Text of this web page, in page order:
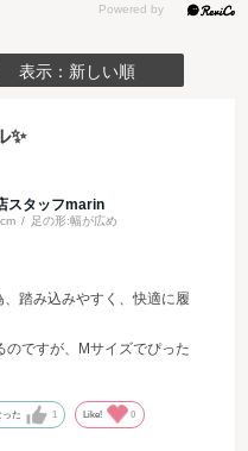
表示：新しい順
✨
スタッフmarin
足の形:幅が広め
踏み込みやすく、快適に履
ですが、Mサイズでぴった
った 1 Like! 0